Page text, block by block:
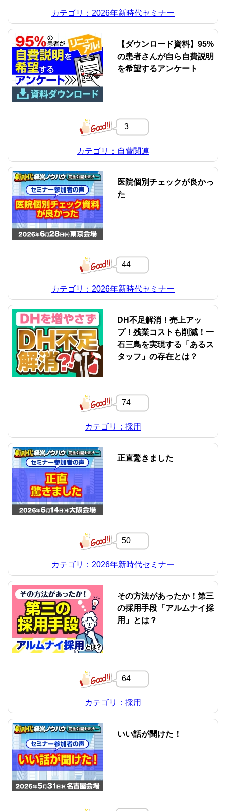
カテゴリ：2026年新時代セミナー
【ダウンロード資料】95%
の患者さんが自ら自費説明
を希望するアンケート
3
カテゴリ：自費関連
医院個別チェックが良かっ
た
44
カテゴリ：2026年新時代セミナー
DH不足解消！売上アッ
プ！残業コストも削減！一
石三鳥を実現する「あるス
タッフ」の存在とは？
74
カテゴリ：採用
正直驚きました
50
カテゴリ：2026年新時代セミナー
その方法があったか！第三
の採用手段「アルムナイ採
用」とは？
64
カテゴリ：採用
いい話が聞けた！